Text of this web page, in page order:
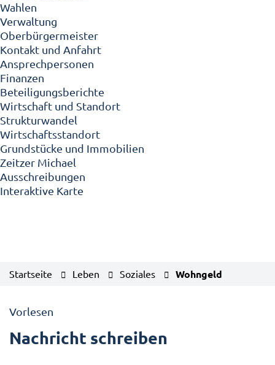
Wahlen
Verwaltung
Oberbürgermeister
Kontakt und Anfahrt
Ansprechpersonen
Finanzen
Beteiligungsberichte
Wirtschaft und Standort
Strukturwandel
Wirtschaftsstandort
Grundstücke und Immobilien
Zeitzer Michael
Ausschreibungen
Interaktive Karte
Startseite Leben Soziales Wohngeld
Vorlesen
Nachricht schreiben